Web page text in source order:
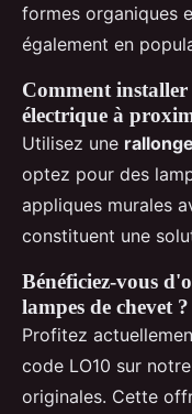
formes organiques
également en
Comment installer
électrique à
Utilisez une
optez pour des
appliques murales
constituent une
Bénéficiez-vous
lampes de chevet ?
Profitez
code LO10 sur
originales. Cette